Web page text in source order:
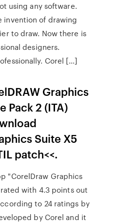
using any software.
invention of drawing
to draw. Now there is
designers.
Corel […]
Graphics
Pack 2 (ITA)
Suite X5
patch<<.
"CorelDraw Graphics
with 4.3 points out
to 24 ratings by
by Corel and it